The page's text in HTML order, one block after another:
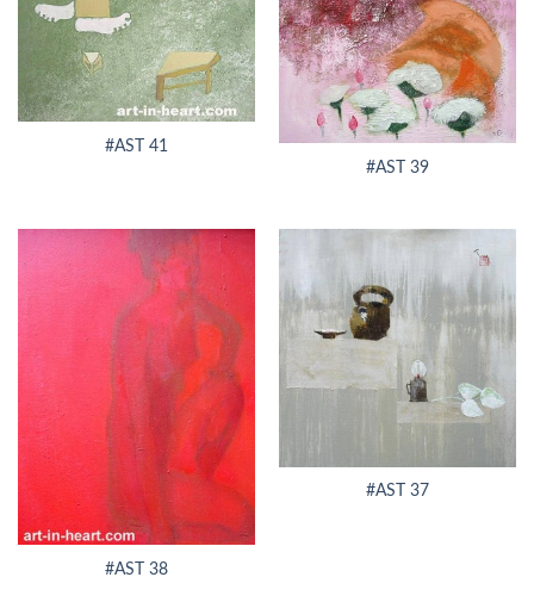
#AST 41
#AST 39
#AST 38
#AST 37